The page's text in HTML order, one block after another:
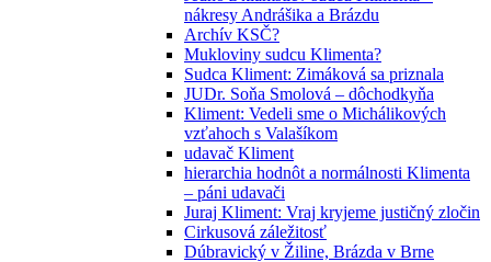
nákresy Andrášika a Brázdu
Archív KSČ?
Mukloviny sudcu Klimenta?
Sudca Kliment: Zimáková sa priznala
JUDr. Soňa Smolová – dôchodkyňa
Kliment: Vedeli sme o Michálikových
vzťahoch s Valašíkom
udavač Kliment
hierarchia hodnôt a normálnosti Klimenta
– páni udavači
Juraj Kliment: Vraj kryjeme justičný zločin
Cirkusová záležitosť
Dúbravický v Žiline, Brázda v Brne